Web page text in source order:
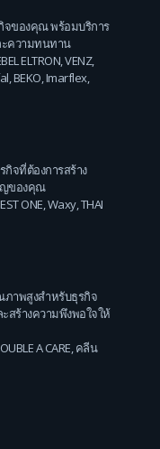
จของคุณ พร้อมบริการ
ะความทนทาน
ELTRON,VENZ,
,BEKO,Imarflex,
จที่ต้องการสร้าง
ญของคุณ
ONE,Waxy,THAI
ภาพสูงสำหรับธุรกิจ
สร้างความพึงพอใจให้
A CARE,คลีน